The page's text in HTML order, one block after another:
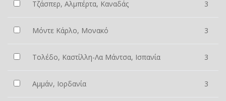
Τζάσπερ, Αλμπέρτα, Καναδάς 3
Μόντε Κάρλο, Μονακό 3
Τολέδο, Καστίλλη-Λα Μάντσα, Ισπανία 3
Αμμάν, Ιορδανία 3